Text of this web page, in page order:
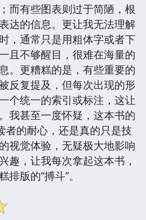
而有些图表则过于简陋，根
达的信息。更让我无法理解
，通常只是用粗体字或者下
且不够醒目，很难在海量的
。更糟糕的是，有些重要的
反复提及，但每次出现的形
个统一的索引或标注，这让
我甚至一度怀疑，这本书的
者的耐心，还是真的只是技
视觉体验，无疑极大地影响
趣，让我每次拿起这本书，
版的“搏斗”。